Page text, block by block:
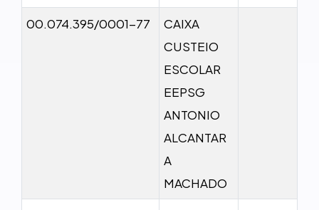
00.074.395/0001-77
CAIXA
CUSTEIO
ESCOLAR
EEPSG
ANTONIO
ALCANTAR
A
MACHADO